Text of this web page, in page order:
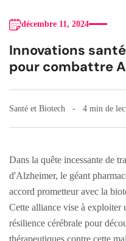
décembre 11, 2024
Innovations santé
pour combattre
Santé et Biotech 4 min de
Dans la quête incessante de
d'Alzheimer, le géant
accord prometteur avec la
Cette alliance vise à exploiter
résilience cérébrale pour
thérapeutiques contre cette